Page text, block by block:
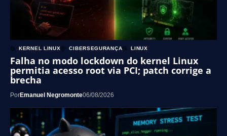
KERNEL LINUX CIBERSEGURANÇA LINUX
Falha no modo lockdown do kernel Linux
permitia acesso root via PCI; patch corrige a
brecha
PorEmanuel Negromonte06/08/2026